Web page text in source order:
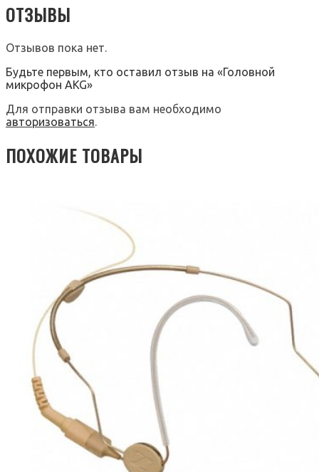
ОТЗЫВЫ
Отзывов пока нет.
Будьте первым, кто оставил отзыв на «Головной
микрофон AKG»
Для отправки отзыва вам необходимо
авторизоваться.
ПОХОЖИЕ ТОВАРЫ